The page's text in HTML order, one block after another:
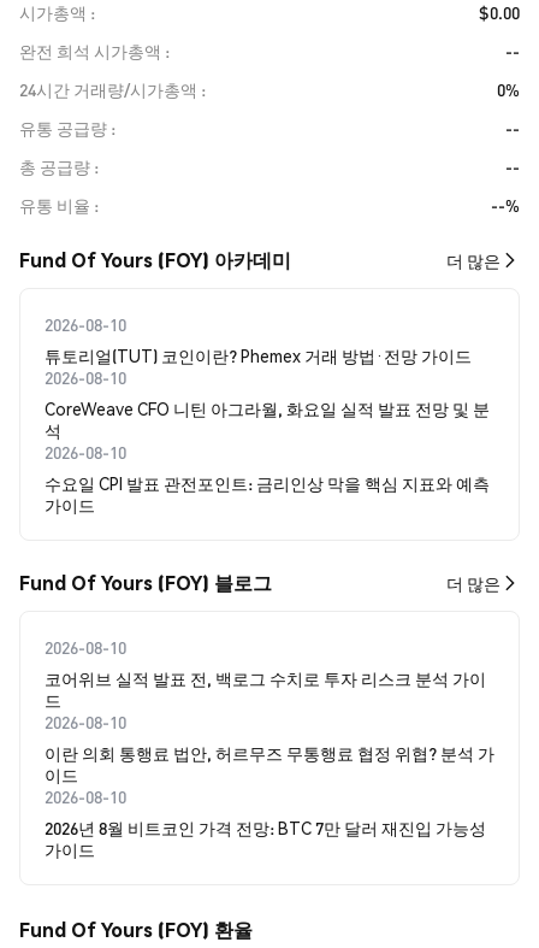
시가총액
$0.00
완전 희석 시가총액
--
24시간 거래량/시가총액
0%
유통 공급량
--
총 공급량
--
유통 비율
--%
Fund Of Yours (FOY) 아카데미 더 많은
2026-08-10
튜토리얼(TUT) 코인이란? Phemex 거래 방법·전망 가이드
2026-08-10
CoreWeave CFO 니틴 아그라월, 화요일 실적 발표 전망 및 분
석
2026-08-10
수요일 CPI 발표 관전포인트: 금리인상 막을 핵심 지표와 예측
가이드
Fund Of Yours (FOY) 블로그 더 많은
2026-08-10
코어위브 실적 발표 전, 백로그 수치로 투자 리스크 분석 가이
드
2026-08-10
이란 의회 통행료 법안, 허르무즈 무통행료 협정 위협? 분석 가
이드
2026-08-10
2026년 8월 비트코인 가격 전망: BTC 7만 달러 재진입 가능성
가이드
Fund Of Yours (FOY) 환율